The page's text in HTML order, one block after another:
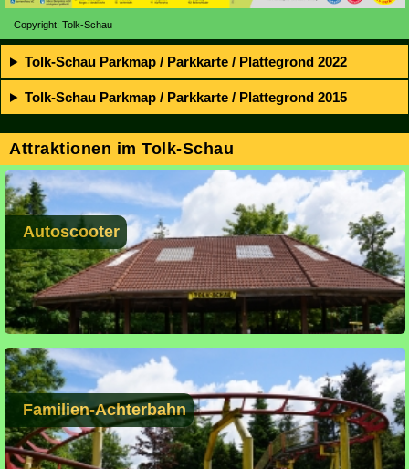
Copyright: Tolk-Schau
Tolk-Schau Parkmap / Parkkarte / Plattegrond 2022
Tolk-Schau Parkmap / Parkkarte / Plattegrond 2015
Attraktionen im Tolk-Schau
Autoscooter
Familien-Achterbahn